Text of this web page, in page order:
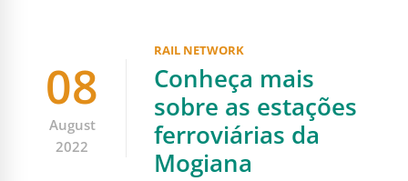
08
August
2022
RAIL NETWORK
Conheça mais
sobre as estações
ferroviárias da
Mogiana